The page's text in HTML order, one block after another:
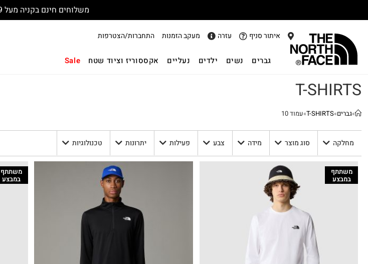
משלוחים חינם בקניה מעל 249 ש"ח
איתור סניף עזרה מעקב הזמנות התחברות/הצטרפות
גברים נשים ילדים נעליים אקססוריז וציוד שטח Sale
T-SHIRTS
»גברים»
T-SHIRTS
»עמוד 10
מחלקה סוג מוצר מידה צבע פעילות יתרונות טכנולוגיות
משתתף
במבצע
משתתף
במבצע